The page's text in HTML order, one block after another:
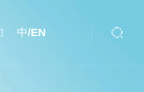
中/EN